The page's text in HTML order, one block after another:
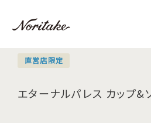
直営店限定
エターナルパレス カップ&